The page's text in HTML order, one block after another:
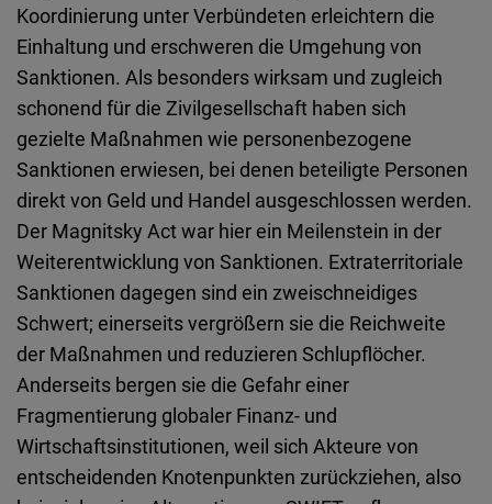
Koordinierung unter Verbündeten erleichtern die
Einhaltung und erschweren die Umgehung von
Sanktionen. Als besonders wirksam und zugleich
schonend für die Zivilgesellschaft haben sich
gezielte Maßnahmen wie personenbezogene
Sanktionen erwiesen, bei denen beteiligte Personen
direkt von Geld und Handel ausgeschlossen werden.
Der Magnitsky Act war hier ein Meilenstein in der
Weiterentwicklung von Sanktionen. Extraterritoriale
Sanktionen dagegen sind ein zweischneidiges
Schwert; einerseits vergrößern sie die Reichweite
der Maßnahmen und reduzieren Schlupflöcher.
Anderseits bergen sie die Gefahr einer
Fragmentierung globaler Finanz- und
Wirtschaftsinstitutionen, weil sich Akteure von
entscheidenden Knotenpunkten zurückziehen, also